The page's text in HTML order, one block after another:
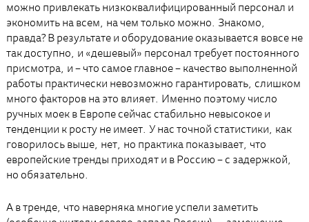
можно привлекать низкоквалифицированный персонал и
экономить на всем, на чем только можно. Знакомо,
правда? В результате и оборудование оказывается вовсе не
так доступно, и «дешевый» персонал требует постоянного
присмотра, и – что самое главное – качество выполненной
работы практически невозможно гарантировать, слишком
много факторов на это влияет. Именно поэтому число
ручных моек в Европе сейчас стабильно невысокое и
тенденции к росту не имеет. У нас точной статистики, как
говорилось выше, нет, но практика показывает, что
европейские тренды приходят и в Россию – с задержкой,
но обязательно.
А в тренде, что наверняка многие успели заметить